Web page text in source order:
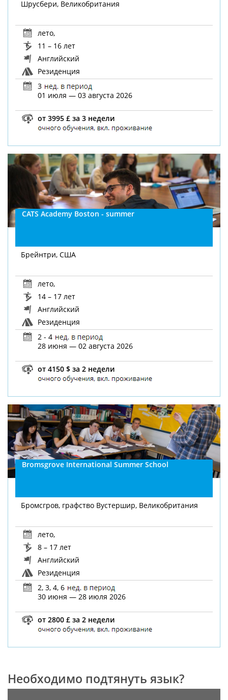
Шрусбери, Великобритания
лето,
11 – 16 лет
Английский
Резиденция
3
01 июля — 03 августа 2026
от 3995 £ за 3 недели
CATS Academy Boston - summer
Брейнтри, США
лето,
14 – 17 лет
Английский
Резиденция
2 - 4
28 июня — 02 августа 2026
от 4150 $ за 2 недели
Bromsgrove International Summer School
Бромсгров, графство Вустершир, Великобритания
лето,
8 – 17 лет
Английский
Резиденция
2, 3, 4, 6
30 июня — 28 июля 2026
от 2800 £ за 2 недели
Необходимо подтянуть язык?